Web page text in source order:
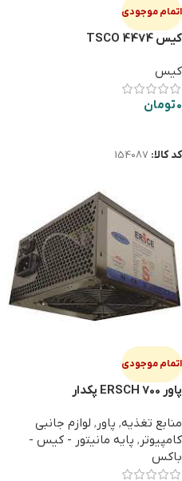
اتمام موجودی
کیس TSCO 4474
کیس
0تومان
کد کالا: 154087
اتمام موجودی
پاور ERSCH 700 پکدار
منابع تغذیه, پاور , لوازم جانبی
کامپیوتر , پایه مانیتور - کیس -
باکس